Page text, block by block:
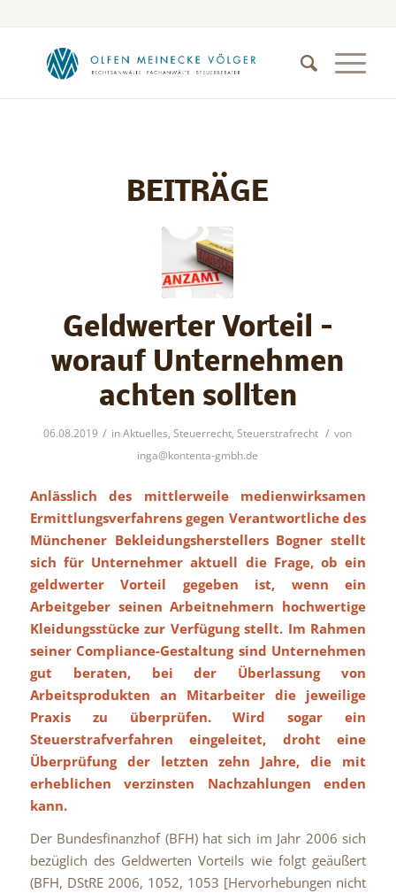
BEITRÄGE
Geldwerter Vorteil –
worauf Unternehmen
achten sollten
06.08.2019 / inAktuelles,Steuerrecht,Steuerstrafrecht / von
inga@kontenta-gmbh.de
Anlässlich des mittlerweile medienwirksamen
Ermittlungsverfahrens gegen Verantwortliche des
Münchener Bekleidungsherstellers Bogner stellt
sich für Unternehmer aktuell die Frage, ob ein
geldwerter Vorteil gegeben ist, wenn ein
Arbeitgeber seinen Arbeitnehmern hochwertige
Kleidungsstücke zur Verfügung stellt. Im Rahmen
seiner Compliance-Gestaltung sind Unternehmen
gut beraten, bei der Überlassung von
Arbeitsprodukten an Mitarbeiter die jeweilige
Praxis zu überprüfen. Wird sogar ein
Steuerstrafverfahren eingeleitet, droht eine
Überprüfung der letzten zehn Jahre, die mit
erheblichen verzinsten Nachzahlungen enden
kann.
Der Bundesfinanzhof (BFH) hat sich im Jahr 2006 sich
bezüglich des Geldwerten Vorteils wie folgt geäußert
(BFH, DStRE 2006, 1052, 1053 [Hervorhebungen nicht